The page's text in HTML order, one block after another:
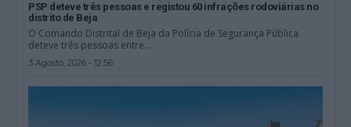
PSP deteve três pessoas e registou 60 infrações rodoviárias no
distrito de Beja
O Comando Distrital de Beja da Polícia de Segurança Pública
deteve três pessoas entre...
3 Agosto, 2026 - 12:56